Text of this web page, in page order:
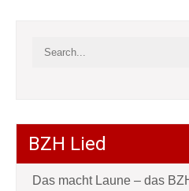
BZH Lied
Das macht Laune – das